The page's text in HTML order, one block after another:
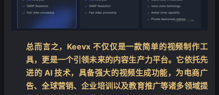
总而言之，Keevx 不仅仅是一款简单的视频制作工
具，更是一个引领未来的内容生产力平台。它依托先
进的 AI 技术，具备强大的视频生成功能，为电商广
告、全球营销、企业培训以及教育推广等诸多领域提